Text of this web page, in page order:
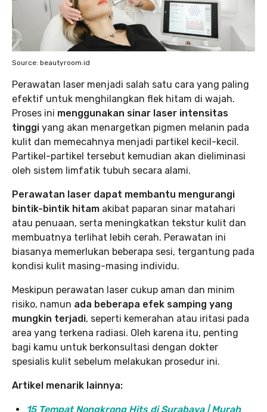
Source: beautyroom.id
Perawatan laser menjadi salah satu cara yang paling
efektif untuk menghilangkan flek hitam di wajah.
Proses ini menggunakan sinar laser intensitas
tinggi yang akan menargetkan pigmen melanin pada
kulit dan memecahnya menjadi partikel kecil-kecil.
Partikel-partikel tersebut kemudian akan dieliminasi
oleh sistem limfatik tubuh secara alami.
Perawatan laser dapat membantu mengurangi
bintik-bintik hitam akibat paparan sinar matahari
atau penuaan, serta meningkatkan tekstur kulit dan
membuatnya terlihat lebih cerah. Perawatan ini
biasanya memerlukan beberapa sesi, tergantung pada
kondisi kulit masing-masing individu.
Meskipun perawatan laser cukup aman dan minim
risiko, namun ada beberapa efek samping yang
mungkin terjadi, seperti kemerahan atau iritasi pada
area yang terkena radiasi. Oleh karena itu, penting
bagi kamu untuk berkonsultasi dengan dokter
spesialis kulit sebelum melakukan prosedur ini.
Artikel menarik lainnya:
15 Tempat Nongkrong Hits di Surabaya | Murah